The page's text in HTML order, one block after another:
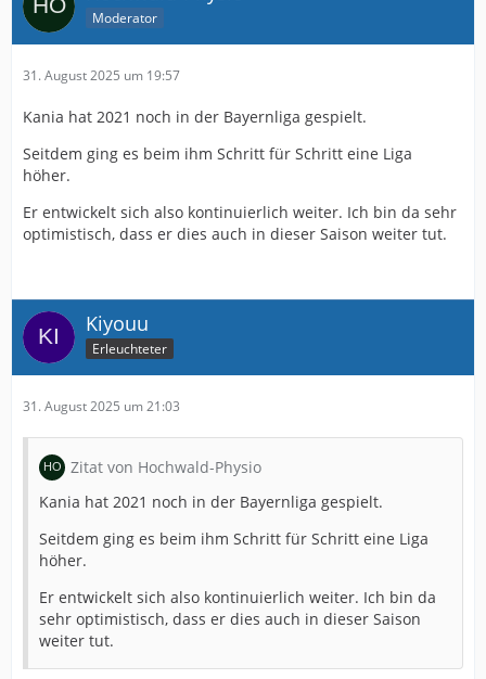
Moderator
31. August 2025 um 19:57
Kania hat 2021 noch in der Bayernliga gespielt.
Seitdem ging es beim ihm Schritt für Schritt eine Liga
höher.
Er entwickelt sich also kontinuierlich weiter. Ich bin da sehr
optimistisch, dass er dies auch in dieser Saison weiter tut.
Kiyouu
Erleuchteter
31. August 2025 um 21:03
Zitat von Hochwald-Physio
Kania hat 2021 noch in der Bayernliga gespielt.
Seitdem ging es beim ihm Schritt für Schritt eine Liga
höher.
Er entwickelt sich also kontinuierlich weiter. Ich bin da
sehr optimistisch, dass er dies auch in dieser Saison
weiter tut.